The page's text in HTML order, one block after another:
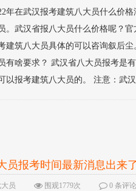
年在武汉报考建筑八大员什么价
。武汉省报八大员什么价格呢？
建筑八大员具体的可以咨询叙后
有啥要求？ 武汉省八大员报考是
以报考建筑八大员的。 注意：武汉
员报考时间最新消息出来
员 围观1779次 0 条评论